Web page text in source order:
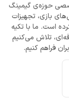
مراجع تخصصی حوزه‌ی گیمینگ
بازی، تجهیزات
است. ما با تکیه
تلاش می‌کنیم
فراهم کنیم.